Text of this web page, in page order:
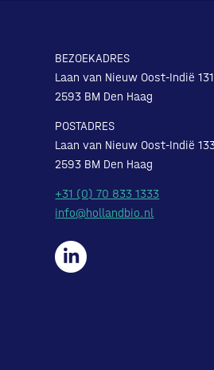
BEZOEKADRES
Laan van Nieuw Oost-Indië
2593 BM Den Haag
POSTADRES
Laan van Nieuw Oost-Indië
2593 BM Den Haag
+31 (0) 70 833 1333
info@hollandbio.nl